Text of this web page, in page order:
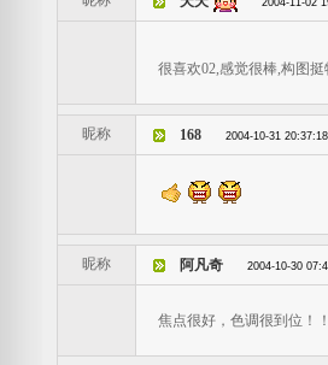
2004-11-02
很喜欢02,感觉很棒,构图
昵称 168 2004-10-31 20:37:18
昵称 阿凡奇 2004-10-30
焦点很好，色调很到位！